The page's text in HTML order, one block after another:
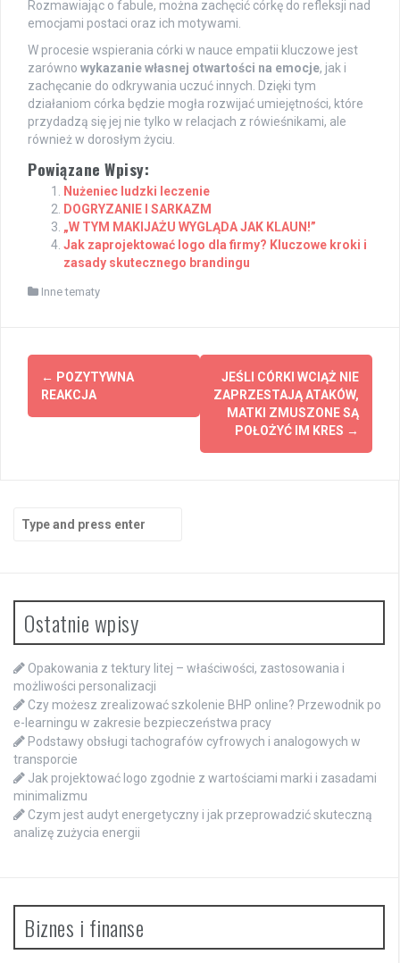
Rozmawiając o fabule, można zachęcić córkę do refleksji nad
emocjami postaci oraz ich motywami.
W procesie wspierania córki w nauce empatii kluczowe jest
zarówno wykazanie własnej otwartości na emocje, jak i
zachęcanie do odkrywania uczuć innych. Dzięki tym
działaniom córka będzie mogła rozwijać umiejętności, które
przydadzą się jej nie tylko w relacjach z rówieśnikami, ale
również w dorosłym życiu.
Powiązane Wpisy:
Nużeniec ludzki leczenie
DOGRYZANIE I SARKAZM
„W TYM MAKIJAŻU WYGLĄDA JAK KLAUN!”
Jak zaprojektować logo dla firmy? Kluczowe kroki i
zasady skutecznego brandingu
Inne tematy
Post
navigation
← POZYTYWNA
REAKCJA
JEŚLI CÓRKI WCIĄŻ NIE
ZAPRZESTAJĄ ATAKÓW,
MATKI ZMUSZONE SĄ
POŁOŻYĆ IM KRES →
for:
Ostatnie wpisy
Opakowania z tektury litej – właściwości, zastosowania i
możliwości personalizacji
Czy możesz zrealizować szkolenie BHP online? Przewodnik po
e-learningu w zakresie bezpieczeństwa pracy
Podstawy obsługi tachografów cyfrowych i analogowych w
transporcie
Jak projektować logo zgodnie z wartościami marki i zasadami
minimalizmu
Czym jest audyt energetyczny i jak przeprowadzić skuteczną
analizę zużycia energii
Biznes i finanse